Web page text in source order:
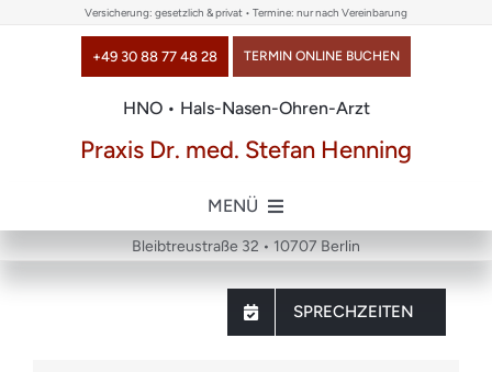
Versicherung: gesetzlich & privat • Termine: nur nach Vereinbarung
HNO • Hals-Nasen-Ohren-Arzt
+49 30 88 77 48 28 TERMIN ONLINE BUCHEN
Praxis Dr. med. Stefan Henning
MENÜ
Home
SPRECHZEITEN
Bleibtreustraße 32 • 10707 Berlin